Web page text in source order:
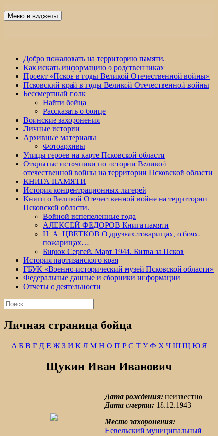
Победа 60
Меню и виджеты
Добро пожаловать на территорию памяти.
Как искать информацию о родственниках
Проект «Псков в годы Великой Отечественной войны»
Псковский край в годы Великой Отечественной войны
Бессмертный полк
Найти бойца
Рассказать о бойце
Воинские захоронения
Личные истории
Архивные материалы
Фотоархивы
Улицы героев на карте Псковской области
Открытые источники по истории Великой
отечественной войны на территории Псковской области
КНИГА ПАМЯТИ
История концентрационных лагерей
Книги о Великой Отечественной войне на территории
Псковской области.
Войной испепеленные года
АЛЕКСЕЙ ФЕДОРОВ Книга памяти
Н. А. ЦВЕТКОВ О друзьях-товарищах, о боях-
пожарищах…
Бирюк Сергей. Март 1944. Битва за Псков
История партизанского края
ГБУК «Военно-исторический музей Псковской области»
Федеральные данные и сборники информации
Отчеты о деятельности
Найти:
Личная страница бойца
А Б В Г Д Е Ж З И К Л М Н О П Р С Т У Ф Х Ч Ш Щ Ю Я
Щукин Иван Иванович
Дата рождения: неизвестно
Дата смерти: 18.12.1943
Место захоронения:
Невельский муниципальный